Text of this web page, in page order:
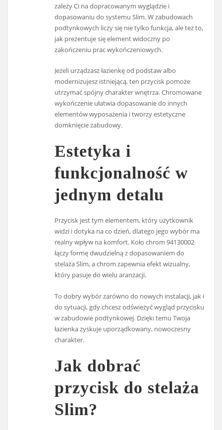
zależy Ci na dopracowanym wyglądzie i
dopasowaniu do systemu Slim. W zabudowach
podtynkowych liczy się nie tylko funkcja, ale też to,
jak prezentuje się element widoczny po
zakończeniu prac wykończeniowych.
Jeżeli urządzasz łazienkę od podstaw albo
modernizujesz istniejącą, ten przycisk pomoże
utrzymać spójny charakter wnętrza. Chromowane
wykończenie ułatwia dopasowanie do innych
elementów wyposażenia i tworzy estetyczne
domknięcie zabudowy.
Estetyka i
funkcjonalność w
jednym detalu
Przycisk jest tym elementem, który użytkownik
widzi i dotyka na co dzień, dlatego jego wybór ma
realny wpływ na komfort. Koło chrom 94130002
łączy formę dwudzielną z dopasowaniem do
stelaża Slim, a chrom zapewnia efekt wizualny,
który pasuje do wielu aranżacji.
To dobry wybór zarówno do nowych instalacji, jak i
do sytuacji, gdy chcesz odświeżyć wygląd przycisku
w zabudowie podtynkowej. Dzięki temu Twoja
łazienka zyskuje uporządkowany, nowoczesny
charakter.
Jak dobrać
przycisk do stelaża
Slim?